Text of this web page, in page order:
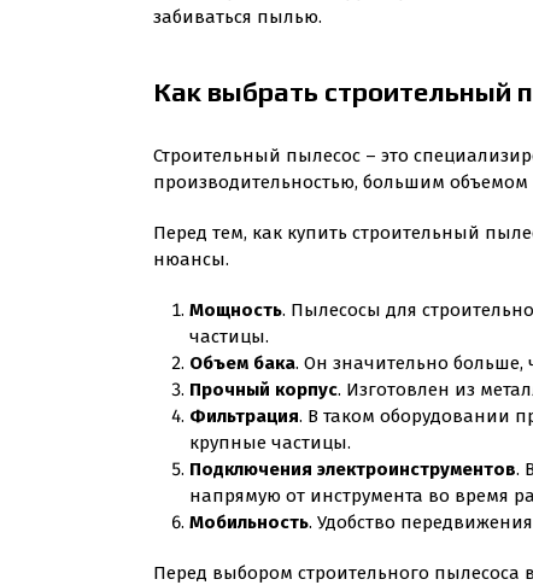
забиваться пылью.
Как выбрать строительный
Строительный пылесос – это
производительностью, большим
Перед тем, как купить строительный
нюансы.
Мощность. Пылесосы для
частицы.
Объем бака. Он значительно больше,
Прочный корпус. Изготовлен из
Фильтрация. В таком оборудовании
крупные частицы.
Подключения электроинструментов.
напрямую от инструмента во время
Мобильность. Удобство
Перед выбором строительного пылесоса